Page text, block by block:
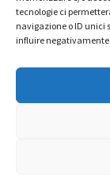
tecnologie ci
navigazione o ID unici
influire